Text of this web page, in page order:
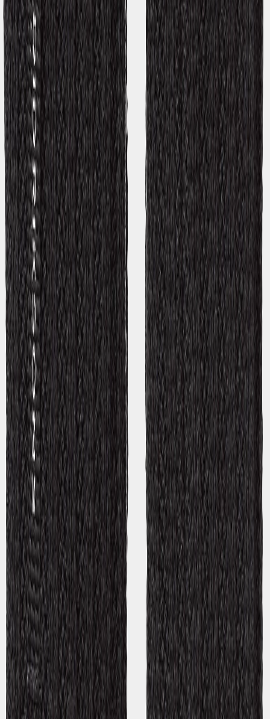
MELDE DICH FÜR UNSEREN NEWSLETTER - 10%
RABATT ERHALTEN
E-Mail-Adresse für Newsletter
Mit dem Abonnement unseres Newsletters stimmst du Didriksons’
datenschutzerklärung zu
.